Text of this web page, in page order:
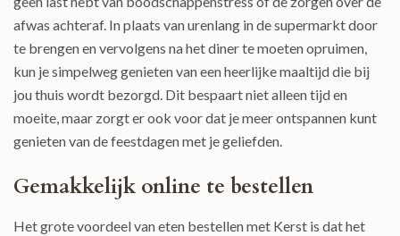
afwas achteraf. In plaats van urenlang in de supermarkt door
te brengen en vervolgens na het diner te moeten opruimen,
kun je simpelweg genieten van een heerlijke maaltijd die bij
jou thuis wordt bezorgd. Dit bespaart niet alleen tijd en
moeite, maar zorgt er ook voor dat je meer ontspannen kunt
genieten van de feestdagen met je geliefden.
Gemakkelijk online te bestellen
Het grote voordeel van eten bestellen met Kerst is dat het